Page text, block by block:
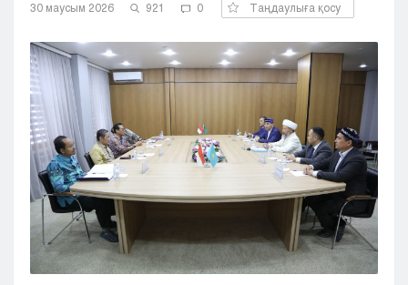
Павлодар
Семей
Талдыкорган
Тараз
Туркестан
Уральск
Усть-Каменогорск
Шымкент
30 маусым 2026 921 0 Таңдаулыға қосу